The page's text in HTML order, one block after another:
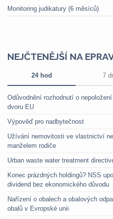
Monitoring judikatury (6 měsíců)
NEJČTENĚJŠÍ NA
24 hod 7
Odůvodnění rozhodnutí o
dvoru EU
Výpověď pro nadbytečnost
Užívání nemovitosti ve vlastnictví
manželem rodiče
Urban waste water treatment
Konec prázdných holdingů? NSS
dividend bez ekonomického důvodu
Nařízení o obalech a obalových
obalů v Evropské unii